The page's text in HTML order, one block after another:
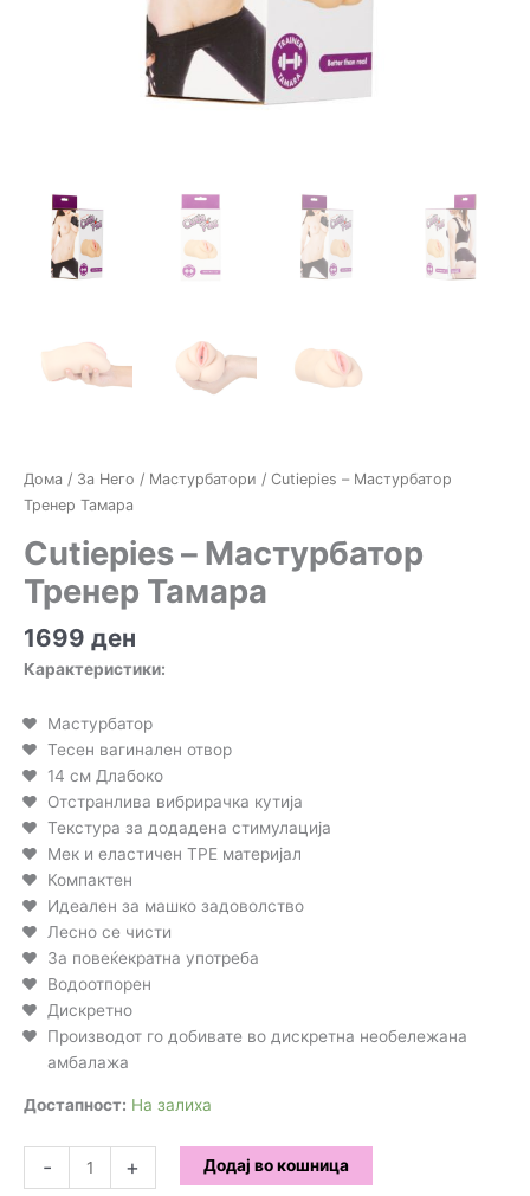
Дома / За Него / Мастурбатори / Cutiepies – Мастурбатор
Тренер Тамара
Cutiepies – Мастурбатор
Тренер Тамара
1699 ден
Карактеристики:
Мастурбатор
Тесен вагинален отвор
14 см Длабоко
Отстранлива вибрирачка кутија
Текстура за додадена стимулација
Мек и еластичен TPE материјал
Компактен
Идеален за машко задоволство
Лесно се чисти
За повеќекратна употреба
Водоотпорен
Дискретно
Производот го добивате во дискретна необележана
амбалажа
Достапност: На залиха
-
Cutiepies
-
+ Додај во кошница